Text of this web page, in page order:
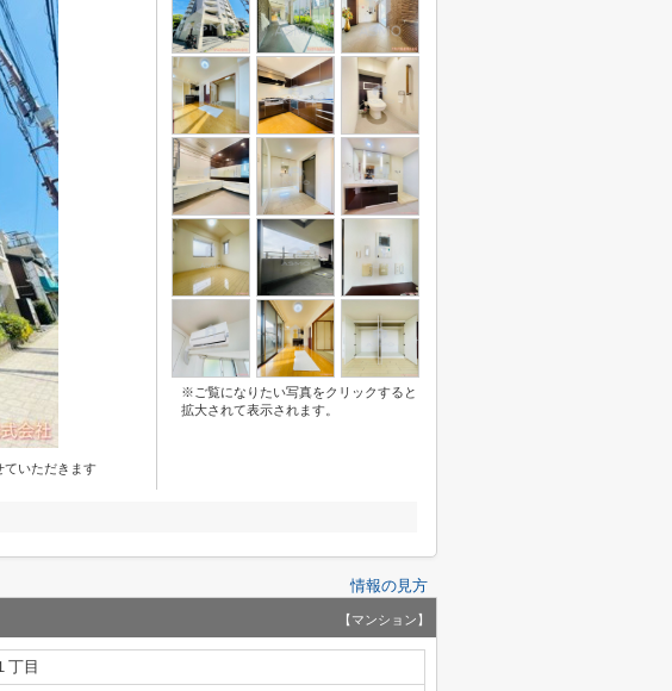
いただきます
※ご覧になりたい写真をクリックすると
拡大されて表示されます。
情報の見方
【マンション】
丁目